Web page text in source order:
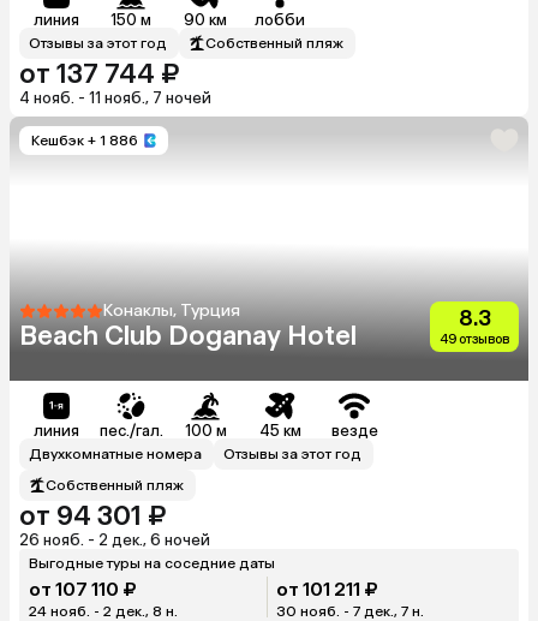
линия 150 м 90 км лобби
Отзывы за этот год Собственный пляж
от 137 744 ₽
4 нояб. - 11 нояб., 7 ночей
Кешбэк + 1 886
Конаклы, Турция
Beach Club Doganay Hotel
8.3
49 отзывов
линия пес./гал. 100 м 45 км везде
Двухкомнатные номера
Отзывы за этот год
Собственный пляж
от 94 301 ₽
26 нояб. - 2 дек., 6 ночей
Выгодные туры на соседние даты
от 107 110 ₽
24 нояб. - 2 дек., 8 н.
от 101 211 ₽
30 нояб. - 7 дек., 7 н.